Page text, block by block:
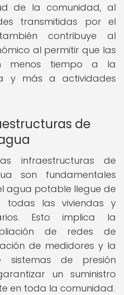
de la comunidad, al
transmitidas por el
contribuye al
al permitir que las
menos tiempo a la
y más a actividades
de
infraestructuras de
son fundamentales
agua potable llegue de
todas las viviendas y
Esto implica la
de redes de
de medidores y la
sistemas de presión
un suministro
en toda la comunidad.